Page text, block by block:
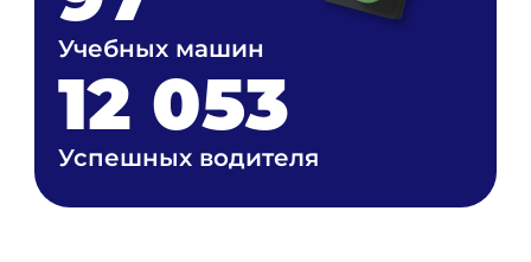
Учебных машин
12 053
Успешных водителя